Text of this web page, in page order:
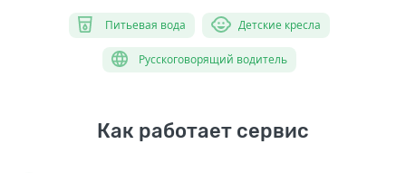
Питьевая вода Детские кресла
Русскоговорящий водитель
Как работает сервис